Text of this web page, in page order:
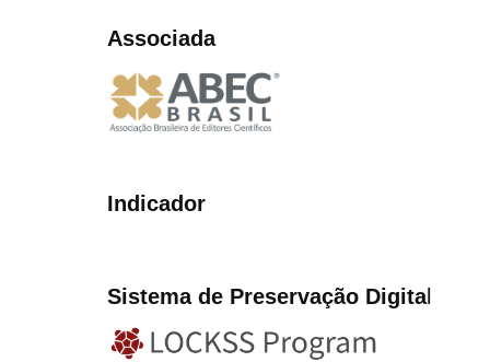
Associada
Indicador
Sistema de Preservação Digital